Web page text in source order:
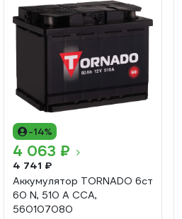
-14%
4 063 ₽
4 741 ₽
Аккумулятор TORNADO 6ст
60 N, 510 А CCA,
560107080